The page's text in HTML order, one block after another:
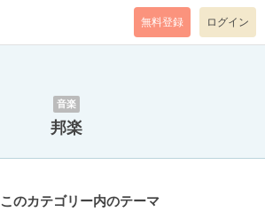
無料登録 ログイン
音楽
邦楽
このカテゴリー内のテーマ